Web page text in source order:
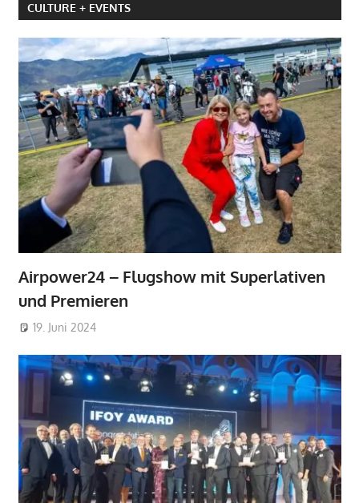
CULTURE + EVENTS
Airpower24 – Flugshow mit Superlativen
und Premieren
19. Juni 2024